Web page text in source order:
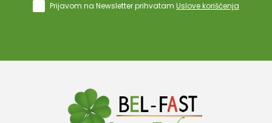
Prijavom na Newsletter prihvatam Uslove korišćenja